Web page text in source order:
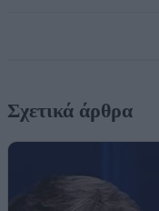
Σχετικά άρθρα